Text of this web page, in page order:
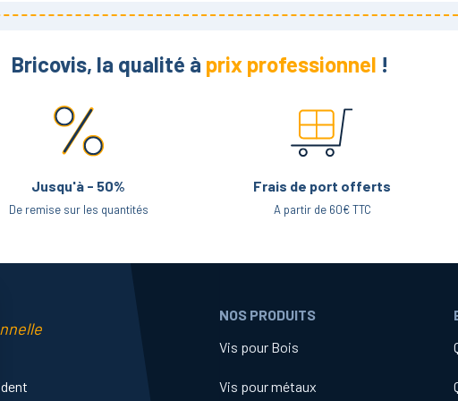
est la version standard pour freiner et étanchéifier la plupart des assemblages.
qui répondra à vos besoins ?
vous pouvez constater un choix varié de références. Chaque solution a en effet
et la migration du produit.
d’avantages, ayant lui aussi une viscosité thixotrope et pouvant être appliqué
freins filets de la marque, et dispose d’une bonne tolérance aux huiles.
par sa consistance et son format : il est vendu sous forme de stick, ce qui facilite
Bricovis, la qualité à prix professionnel !
Jusqu'à - 50%
De remise sur les quantités
Frais de port offerts
A partir de 60€ TTC
NOS PRODUITS
Vis pour Bois
Vis pour métaux